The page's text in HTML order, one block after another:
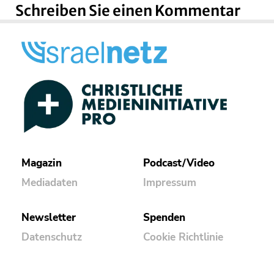
Schreiben Sie einen Kommentar
Magazin
Mediadaten
Podcast/Video
Impressum
Newsletter
Datenschutz
Spenden
Cookie Richtlinie